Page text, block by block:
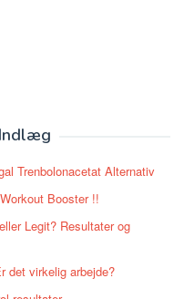
Trenbolonacetat Alternativ
Booster !!
Legit? Resultater og
det virkelig arbejde?